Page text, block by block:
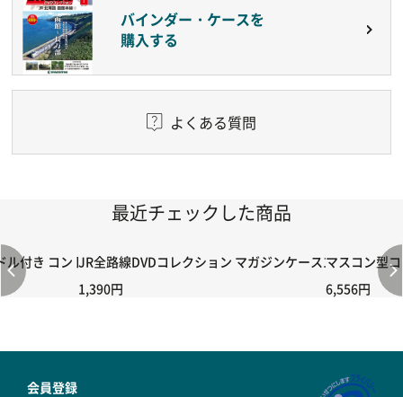
バインダー・ケースを
購入する
よくある質問
最近チェックした商品
付き コントローラー＆ポイント切り替えスイッチRC-02/C002 /
JR全路線DVDコレクション マガジンケース1個
1,390円
マスコン型
6,556円
会員登録